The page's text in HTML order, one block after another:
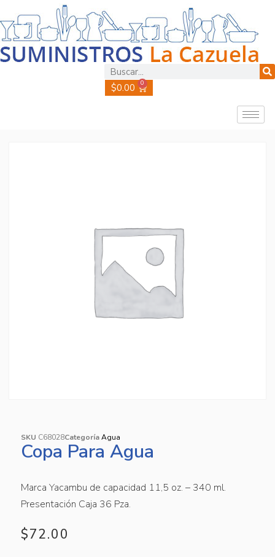
$0.00 0
SKU C68028CategoríaAgua
Copa Para Agua
Marca Yacambu de capacidad 11,5 oz. – 340 ml.
Presentación Caja 36 Pza.
$72.00